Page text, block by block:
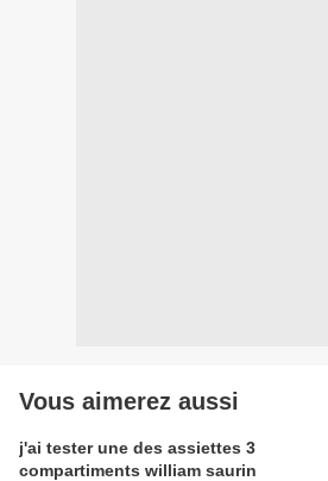
Vous aimerez aussi
j'ai tester une des assiettes 3
compartiments william saurin